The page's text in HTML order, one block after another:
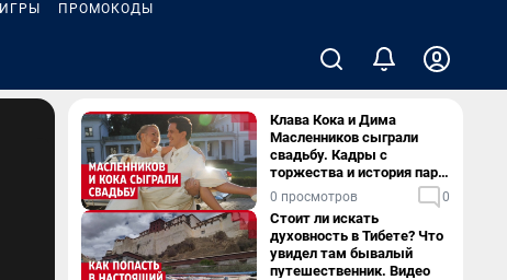
ИГРЫ ПРОМОКОДЫ
Клава Кока и Дима
Масленников сыграли
свадьбу. Кадры с
торжества и история пары
— в видео
0 просмотров 0
Стоит ли искать
духовность в Тибете? Что
увидел там бывалый
путешественник. Видео